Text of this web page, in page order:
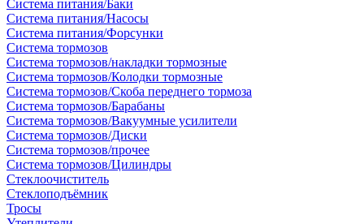
Система питания/Баки
Система питания/Насосы
Система питания/Форсунки
Система тормозов
Система тормозов/накладки тормозные
Система тормозов/Колодки тормозные
Система тормозов/Скоба переднего тормоза
Система тормозов/Барабаны
Система тормозов/Вакуумные усилители
Система тормозов/Диски
Система тормозов/прочее
Система тормозов/Цилиндры
Стеклоочиститель
Стеклоподъёмник
Тросы